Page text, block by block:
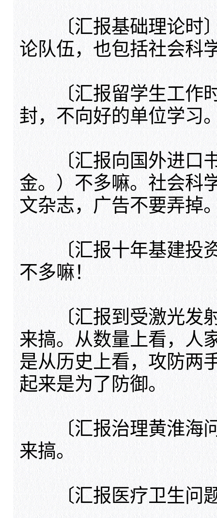
〔汇报基础理论时〕
论队伍，也包括社会科
〔汇报留学生工作时
封，不向好的单位学习
〔汇报向国外进口书
金。）不多嘛。社会科
文杂志，广告不要弄掉
〔汇报十年基建投资
不多嘛！
〔汇报到受激光发射
来搞。从数量上看，人
是从历史上看，攻防两
起来是为了防御。
〔汇报治理黄淮海问
来搞。
〔汇报医疗卫生问题